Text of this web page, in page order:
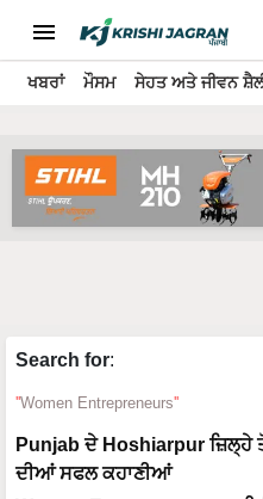
ਖਬਰਾਂ ਮੌਸਮ ਸੇਹਤ ਅਤੇ ਜੀਵਨ
Search for:
Women Entrepreneurs
Punjab ਦੇ Hoshiarpur ਜ਼ਿਲ੍ਹੇ
ਦੀਆਂ ਸਫਲ ਕਹਾਣੀਆਂ